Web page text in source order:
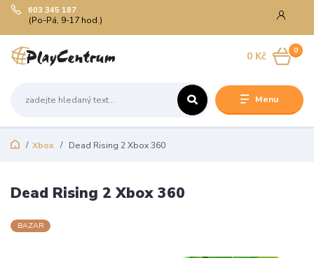
Menu
603 345 187
(Po-Pá, 9-17 hod.)
0
0 Kč
Xbox Dead Rising 2 Xbox 360
Dead Rising 2 Xbox 360
BAZAR